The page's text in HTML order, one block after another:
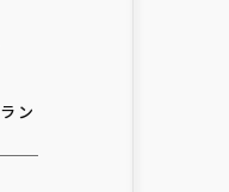
ン